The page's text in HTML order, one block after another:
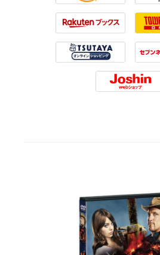
Amazon
Rakuten
Tsutaya
Joshin